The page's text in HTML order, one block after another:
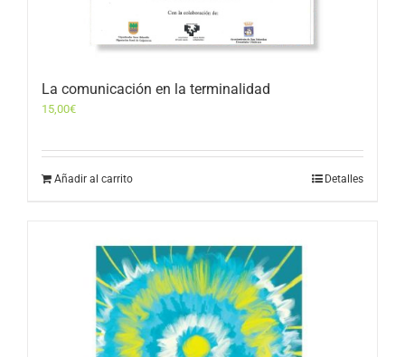
La comunicación en la terminalidad
15,00€
Añadir al carrito Detalles